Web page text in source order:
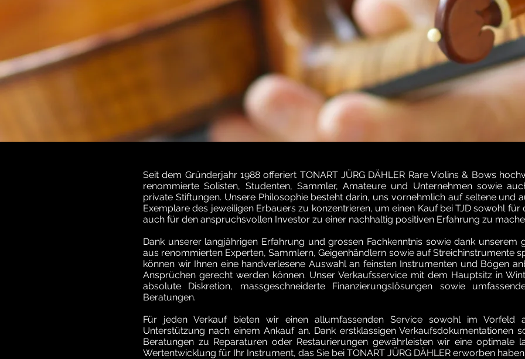
Seit dem Gründerjahr 1988 offeriert TONART JÜRG DÄHLER Rare Violins & Bows
renommierte Solisten, Studenten, Sammler, Amateure und Unternehmen sowie
private Stiftungen. Unsere Philosophie besteht darin, uns vornehmlich auf seltene und
Exemplare des jeweiligen Erbauers zu konzentrieren, um einen Kauf bei TJD sowohl
auch für den anspruchsvollen Investor zu einer nachhaltig positiven Erfahrung zu
Dank unserer langjährigen Erfahrung und grossen Fachkenntnis sowie dank unserem
aus renommierten Experten, Sammlern, Geigenhändlern sowie auf Streichinstrumente
können wir Ihnen eine handverlesene Auswahl an feinsten Instrumenten und Bögen
Ansprüchen gerecht werden können. Unser Verkaufsservice mit dem Hauptsitz in
absolute Diskretion, massgeschneiderte Finanzierungslösungen sowie
Beratungen.
Für jeden Verkauf bieten wir einen allumfassenden Service sowohl im Vorfeld
Unterstützung nach einem Ankauf an. Dank erstklassigen Verkaufsdokumentationen
Beratungen zu Reparaturen oder Restaurierungen gewährleisten wir eine optimale
Wertentwicklung für Ihr Instrument, das Sie bei TONART JÜRG DÄHLER erworben